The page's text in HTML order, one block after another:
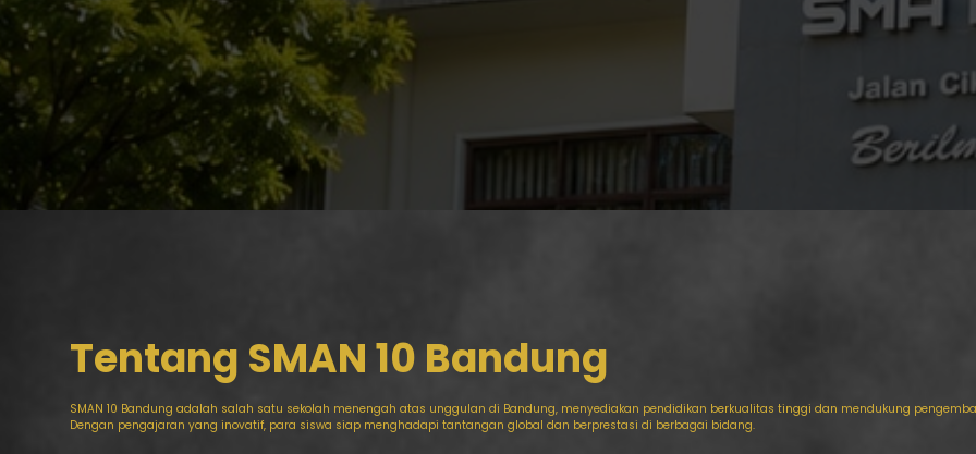
Tentang SMAN 10 Bandung
SMAN 10 Bandung adalah salah satu sekolah menengah atas unggulan di Bandung, menyediakan pendidikan berkualitas tinggi dan mendukung
Dengan pengajaran yang inovatif, para siswa siap menghadapi tantangan global dan berprestasi di berbagai bidang.